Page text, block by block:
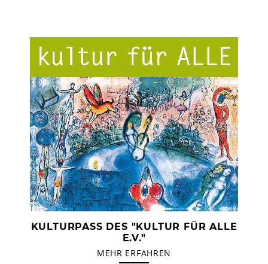
KULTURPASS DES "KULTUR FÜR ALLE
E.V."
MEHR ERFAHREN